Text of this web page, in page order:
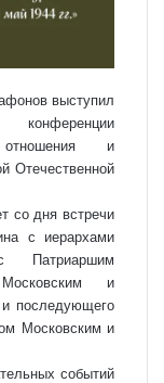
выступил
отношения и
Отечественной
со дня встречи
с иерархами
Московским и
последующего
Московским и
событий